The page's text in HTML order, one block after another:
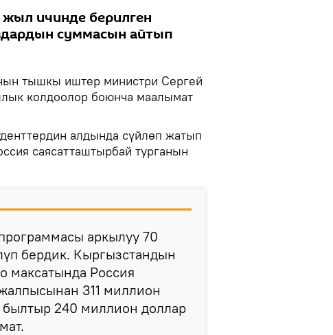
ичинде берилген
суммасын айтып
тышкы иштер министри Сергей
колдоолор боюнча маалымат
алдында сүйлөп жатып
саясатташтырбай турганын
аркылуу 70
бердик. Кыргызстандын
максатында Россия
311 миллион
240 миллион доллар